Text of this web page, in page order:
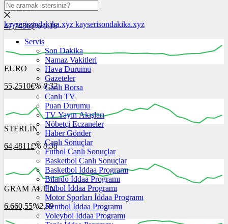
DOLAR
47,7436$% 0.18
16:00 17:00 18:00
EURO
55,2510€% 0.32
16:00 17:00 18:00
STERLİN
64,4811£% 0.38
16:00 17:00 18:00
GRAM ALTIN
6.660,55%2,59
kayserisondakika.xyz kayserisondakika.xyz
Servis
Son Dakika
Namaz Vakitleri
Hava Durumu
Gazeteler
Canlı Borsa
Canlı TV
Puan Durumu
TV Yayın Akışları
Nöbetçi Eczaneler
Haber Gönder
Canlı Sonuçlar
Futbol Canlı Sonuçlar
Basketbol Canlı Sonuçlar
Basketbol İddaa Programı
Bilardo İddaa Programı
Futbol İddaa Programı
Motor Sporları İddaa Programı
Hentbol İddaa Programı
Voleybol İddaa Programı